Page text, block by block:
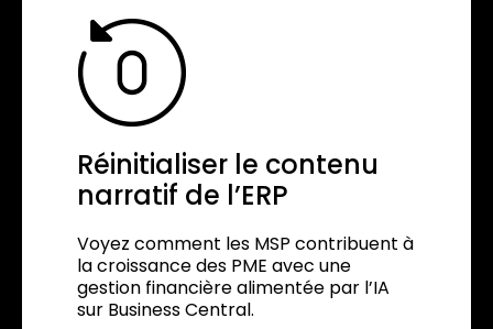
Réinitialiser le contenu
narratif de l’ERP
Voyez comment les MSP contribuent à
la croissance des PME avec une
gestion financière alimentée par l’IA
sur Business Central.